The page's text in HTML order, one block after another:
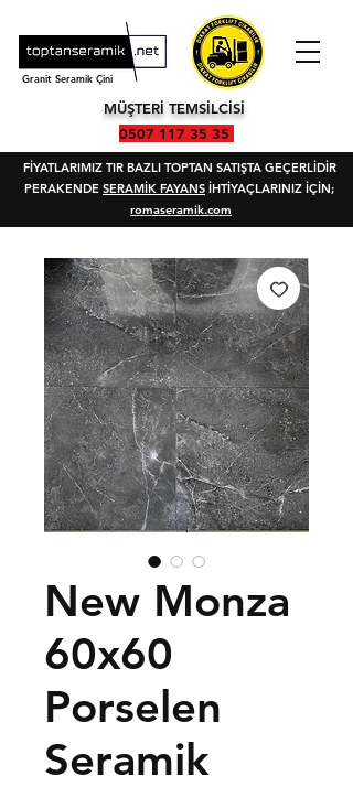
Granit Seramik Çini
MÜŞTERİ TEMSİLCİSİ
0507 117 35 35
FİYATLARIMIZ TIR BAZLI TOPTAN SATIŞTA GEÇERLİDİR
PERAKENDE SERAMİK FAYANS İHTİYAÇLARINIZ İÇİN;
romaseramik.com
New Monza
60x60
Porselen
Seramik